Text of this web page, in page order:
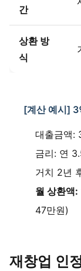
간
상환 방
식
[계산 예시] 3
대출금액:
금리: 연
거치 2년
월 상환액
47만원)
재창업 인